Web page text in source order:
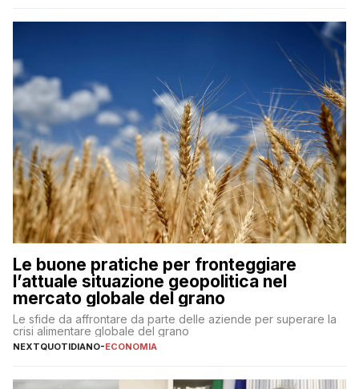
Le buone pratiche per fronteggiare
l’attuale situazione geopolitica nel
mercato globale del grano
Le sfide da affrontare da parte delle aziende per superare la
crisi alimentare globale del grano
NEXTQUOTIDIANO-ECONOMIA